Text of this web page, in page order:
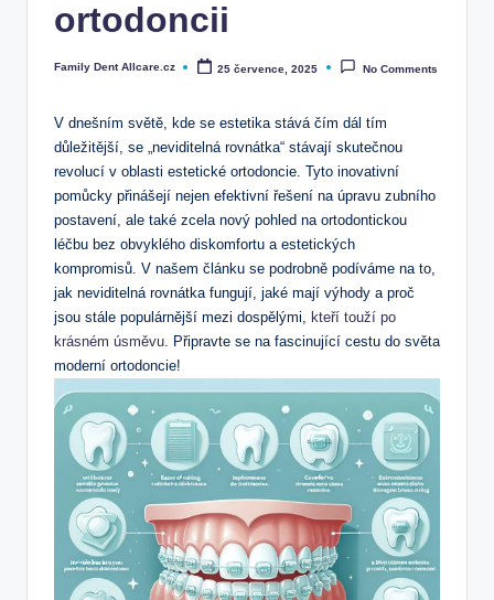
ortodoncii
Posted
Family Dent Allcare.cz 25 července, 2025 No Comments
V dnešním světě, kde se estetika stává čím dál tím
důležitější, se „neviditelná rovnátka“ stávají skutečnou
revolucí v oblasti estetické ortodoncie. Tyto inovativní
pomůcky přinášejí nejen efektivní řešení na úpravu zubního
postavení, ale také zcela nový pohled na ortodontickou
léčbu bez obvyklého diskomfortu a estetických
kompromisů. V našem článku se podrobně podíváme na to,
jak neviditelná rovnátka fungují, jaké mají výhody a proč
jsou stále populárnější mezi dospělými, kteří touží po
krásném úsměvu. Připravte se na fascinující cestu do světa
moderní ortodoncie!